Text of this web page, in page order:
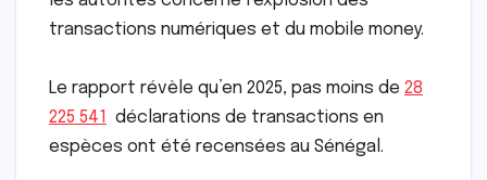
transactions numériques et du mobile money.
Le rapport révèle qu’en 2025, pas moins de 28
225 541
déclarations de transactions en
espèces ont été recensées au Sénégal.